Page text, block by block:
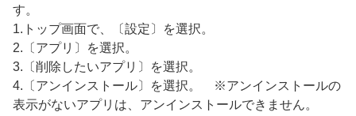
す。
1.トップ画面で、〔設定〕を選択。
2.〔アプリ〕を選択。
3.〔削除したいアプリ〕を選択。
4.〔アンインストール〕を選択。 ※アンインストールの
表示がないアプリは、アンインストールできません。